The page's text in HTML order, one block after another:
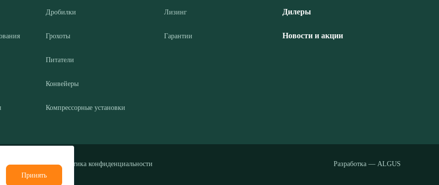
Дробилки
Грохоты
Питатели
Конвейеры
Компрессорные установки
Лизинг
Гарантии
Дилеры
Новости и акции
Политика конфиденциальности Разработка — ALGUS
Принять